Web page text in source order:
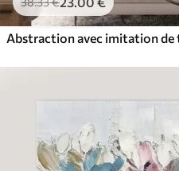
Abstraction avec imitation de